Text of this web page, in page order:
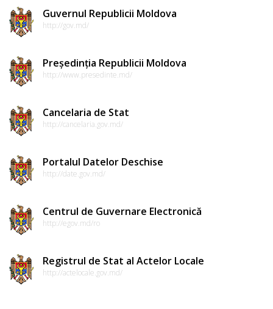
Codul
conduită
etică
a
funcționarilor
Linia
pentru
Transparență
decizională
Guvernul Republicii Moldova
http://gov.md/
Președinția Republicii Moldova
http://www.presedinte.md/
Cancelaria de Stat
http://cancelaria.gov.md/
Portalul Datelor Deschise
http://date.gov.md/
Centrul de Guvernare Electronică
http://egov.md/ro
Registrul de Stat al Actelor Locale
http://actelocale.gov.md/